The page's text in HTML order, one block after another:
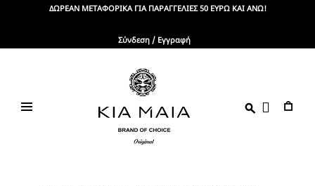
ΔΩΡΕΑΝ ΜΕΤΑΦΟΡΙΚΑ ΓΙΑ ΠΑΡΑΓΓΕΛΙΕΣ 50 ΕΥΡΩ ΚΑΙ ΑΝΩ!
Σύνδεση / Εγγραφή